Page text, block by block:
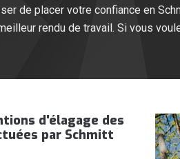
de placer votre confiance en
rendu de travail. Si vous
d'élagage des
par Schmitt